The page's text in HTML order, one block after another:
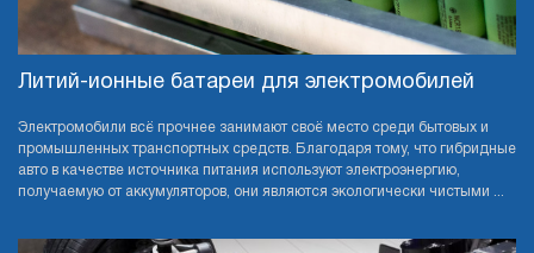
Литий-ионные батареи для электромобилей
Электромобили всё прочнее занимают своё место среди бытовых и
промышленных транспортных средств. Благодаря тому, что гибридные
авто в качестве источника питания используют электроэнергию,
получаемую от аккумуляторов, они являются экологически чистыми ...